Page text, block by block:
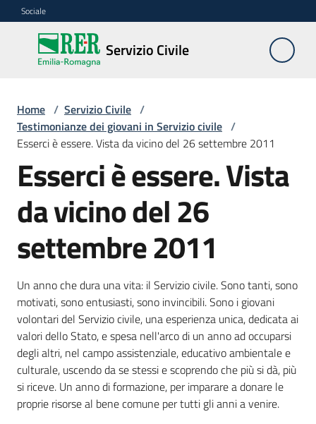
Vai al contenuto
Vai alla navigazione
Vai al footer
Sociale
Servizio Civile
Servizio
Civile
Cos'è
Come
partecipare
Bandi
nazionali
e
Elenco
regionale
Enti
SCR
Home / Servizio Civile /
Testimonianze dei giovani in Servizio civile /
Esserci è essere. Vista da vicino del 26 settembre 2011
Esserci è essere. Vista
da vicino del 26
settembre 2011
Un anno che dura una vita: il Servizio civile. Sono tanti, sono
motivati, sono entusiasti, sono invincibili. Sono i giovani
volontari del Servizio civile, una esperienza unica, dedicata ai
valori dello Stato, e spesa nell'arco di un anno ad occuparsi
degli altri, nel campo assistenziale, educativo ambientale e
culturale, uscendo da se stessi e scoprendo che più si dà, più
si riceve. Un anno di formazione, per imparare a donare le
proprie risorse al bene comune per tutti gli anni a venire.